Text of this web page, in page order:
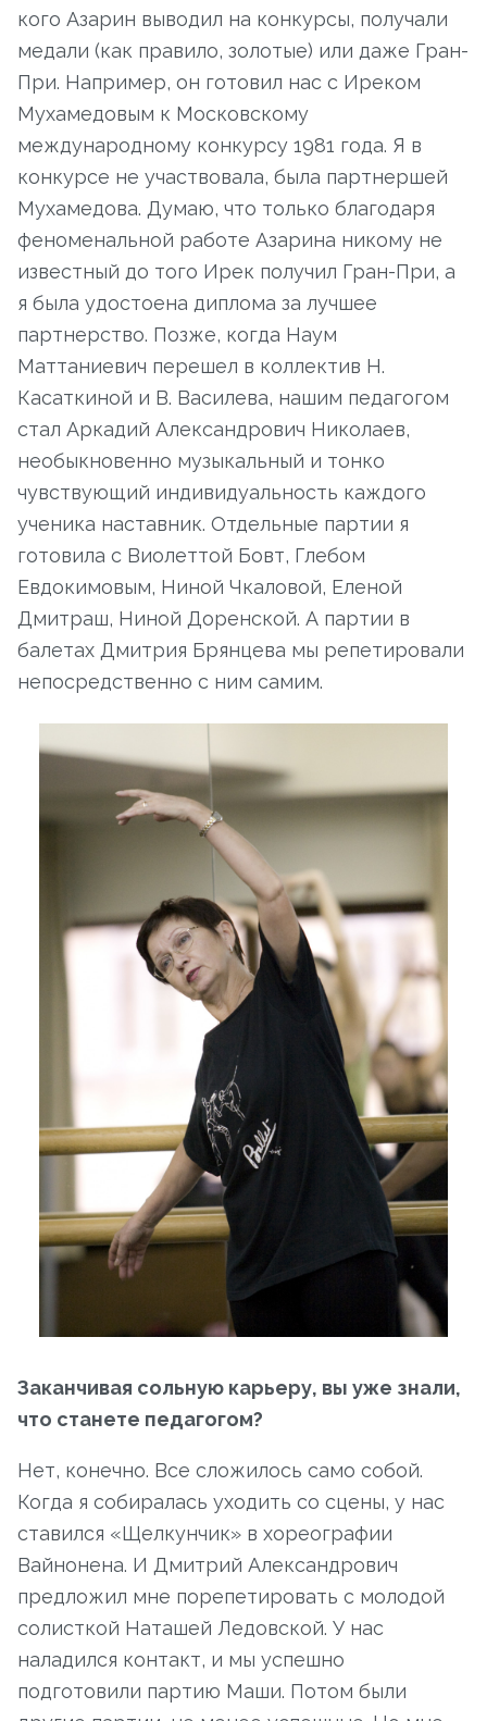
кого Азарин выводил на конкурсы, получали
медали (как правило, золотые) или даже Гран-
При. Например, он готовил нас с Иреком
Мухамедовым к Московскому
международному конкурсу 1981 года. Я в
конкурсе не участвовала, была партнершей
Мухамедова. Думаю, что только благодаря
феноменальной работе Азарина никому не
известный до того Ирек получил Гран-При, а
я была удостоена диплома за лучшее
партнерство. Позже, когда Наум
Маттаниевич перешел в коллектив Н.
Касаткиной и В. Василева, нашим педагогом
стал Аркадий Александрович Николаев,
необыкновенно музыкальный и тонко
чувствующий индивидуальность каждого
ученика наставник. Отдельные партии я
готовила с Виолеттой Бовт, Глебом
Евдокимовым, Ниной Чкаловой, Еленой
Дмитраш, Ниной Доренской. А партии в
балетах Дмитрия Брянцева мы репетировали
непосредственно с ним самим.
Заканчивая сольную карьеру, вы уже знали,
что станете педагогом?
Нет, конечно. Все сложилось само собой.
Когда я собиралась уходить со сцены, у нас
ставился «Щелкунчик» в хореографии
Вайнонена. И Дмитрий Александрович
предложил мне порепетировать с молодой
солисткой Наташей Ледовской. У нас
наладился контакт, и мы успешно
подготовили партию Маши. Потом были